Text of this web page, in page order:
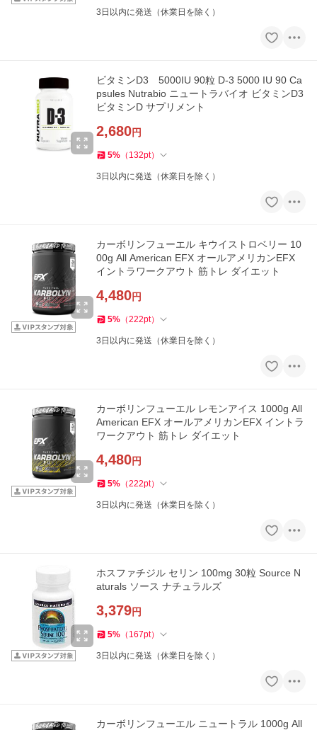
3日以内に発送（休業日を除く）
ビタミンD3 5000IU 90粒 D-3 5000 IU 90 Ca
psules Nutrabio ニュートラバイオ ビタミンD3
ビタミンD サプリメント
2,680円
5% （ 132pt）
3日以内に発送（休業日を除く）
カーボリンフューエル キウイストロベリー 10
00g All American EFX オールアメリカンEFX
イントラワークアウト 筋トレ ダイエット
4,480円
5% （222pt）
3日以内に発送（休業日を除く）
カーボリンフューエル レモンアイス 1000g All
American EFX オールアメリカンEFX イントラ
ワークアウト 筋トレ ダイエット
4,480円
5% （222pt）
3日以内に発送（休業日を除く）
ホスファチジル セリン 100mg 30粒 Source N
aturals ソース ナチュラルズ
3,379円
5% （ 167pt）
3日以内に発送（休業日を除く）
カーボリンフューエル ニュートラル 1000g All